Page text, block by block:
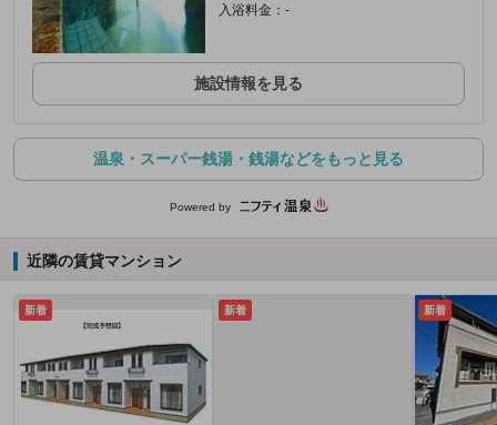
入浴料金：-
施設情報を見る
温泉・スーパー銭湯・銭湯などをもっと見る
Powered by
近隣の賃貸マンション
新着 新着 新着